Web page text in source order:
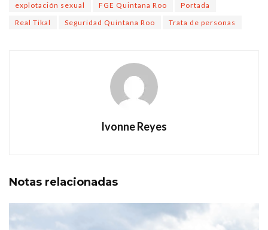
explotación sexual
FGE Quintana Roo
Portada
Real Tikal
Seguridad Quintana Roo Trata de personas
Ivonne Reyes
Notas relacionadas